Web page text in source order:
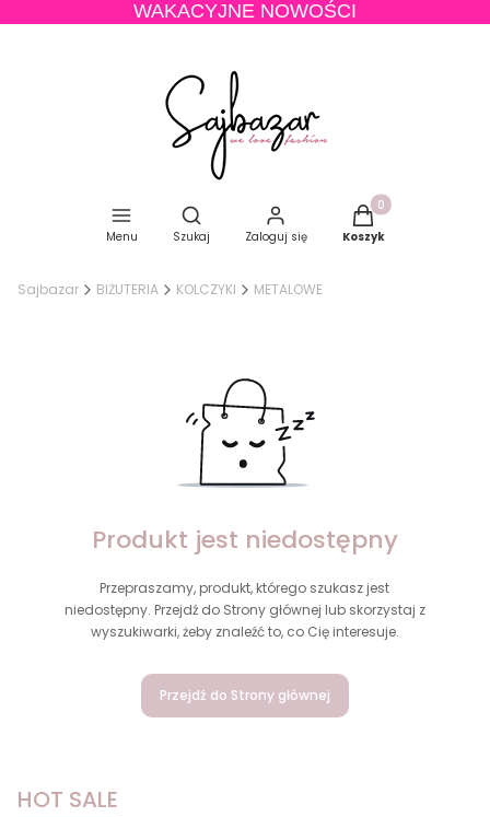
WAKACYJNE NOWOŚCI
Menu
Otwórz wyszukiwarkę
Szukaj Zaloguj się
Produkty w
Koszyk
Sajbazar BIŻUTERIA KOLCZYKI METALOWE
Produkt jest niedostępny
Przepraszamy, produkt, którego szukasz jest
niedostępny. Przejdź do Strony głównej lub skorzystaj z
wyszukiwarki, żeby znaleźć to, co Cię interesuje.
Przejdź do Strony głównej
HOT SALE